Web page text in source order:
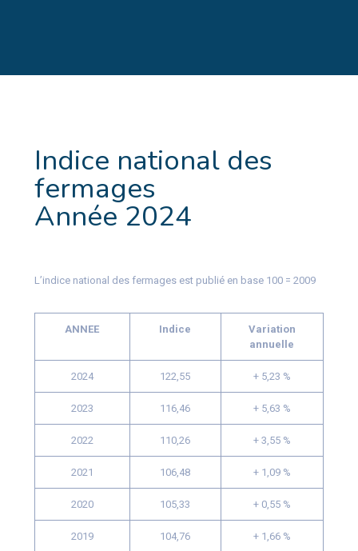
Indice national des
fermages
Année 2024
L’indice national des fermages est publié en base 100 = 2009
ANNEE Indice
Variation
annuelle
2024 122,55 + 5,23 %
2023 116,46 + 5,63 %
2022 110,26 + 3,55 %
2021 106,48 + 1,09 %
2020 105,33 + 0,55 %
2019 104,76 + 1,66 %